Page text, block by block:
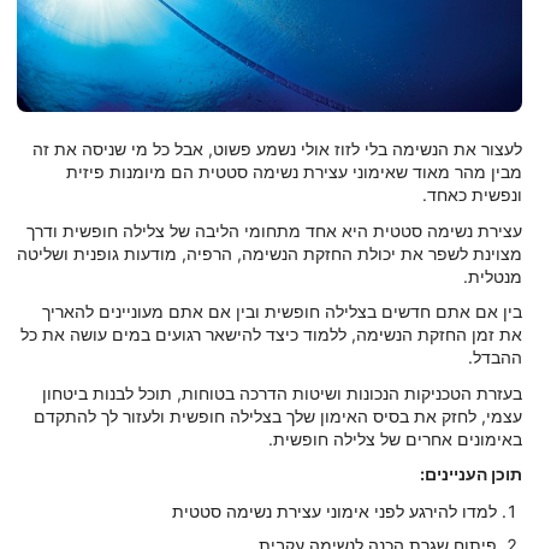
לעצור את הנשימה בלי לזוז אולי נשמע פשוט, אבל כל מי שניסה את זה
מבין מהר מאוד שאימוני עצירת נשימה סטטית הם מיומנות פיזית
ונפשית כאחד.
עצירת נשימה סטטית היא אחד מתחומי הליבה של צלילה חופשית ודרך
מצוינת לשפר את יכולת החזקת הנשימה, הרפיה, מודעות גופנית ושליטה
מנטלית.
בין אם אתם חדשים בצלילה חופשית ובין אם אתם מעוניינים להאריך
את זמן החזקת הנשימה, ללמוד כיצד להישאר רגועים במים עושה את כל
ההבדל.
בעזרת הטכניקות הנכונות ושיטות הדרכה בטוחות, תוכל לבנות ביטחון
עצמי, לחזק את בסיס האימון שלך בצלילה חופשית ולעזור לך להתקדם
באימונים אחרים של צלילה חופשית.
תוכן העניינים:
למדו להירגע לפני אימוני עצירת נשימה סטטית
פיתוח שגרת הכנה לנשימה עקבית